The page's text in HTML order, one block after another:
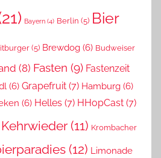
Bayern (4) Berlin (5) Bier
(5) Brewdog (6) Budweiser
(8) Fasten (9) Fastenzeit
(6) Grapefruit (7) Hamburg (6)
(6) Helles (7) HHopCast (7)
Kehrwieder (11) Krombacher
(12) Limonade